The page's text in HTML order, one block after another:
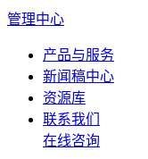
管理中心
产品与服务
新闻稿中心
资源库
联系我们
在线咨询